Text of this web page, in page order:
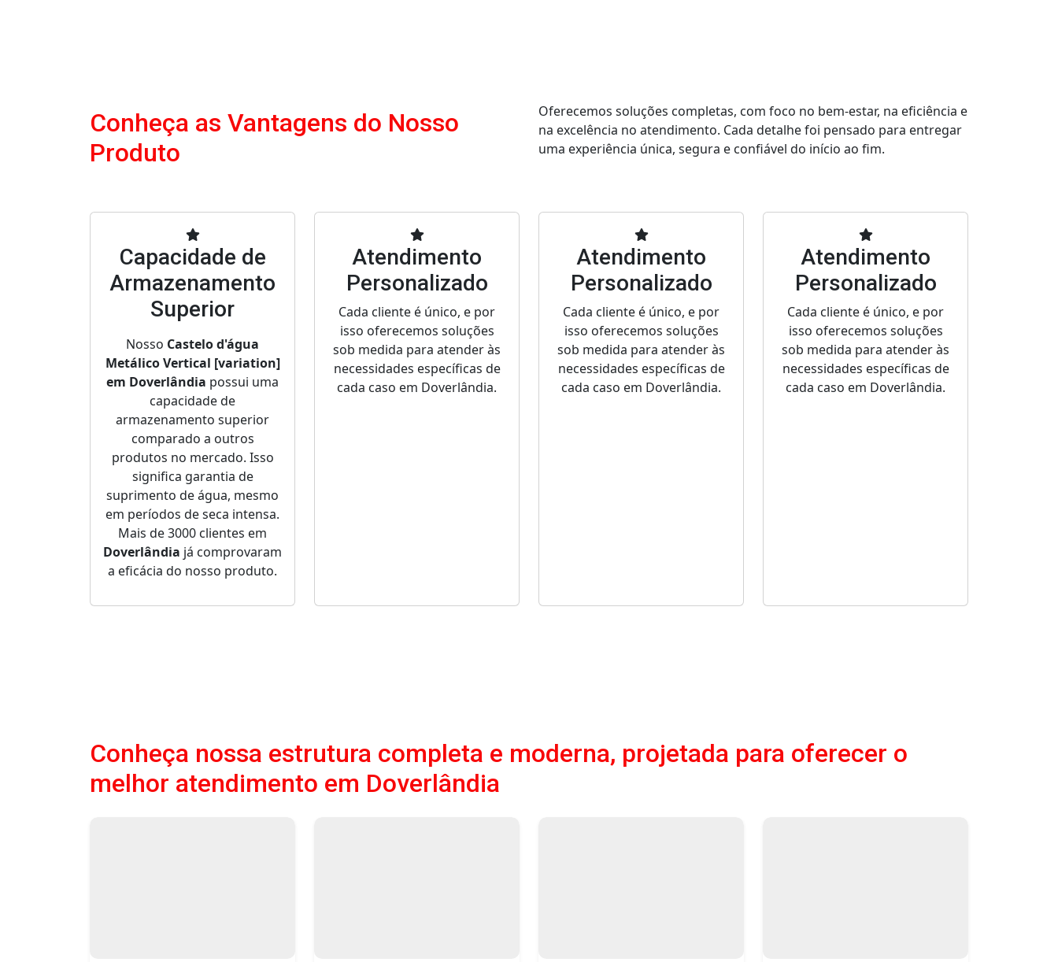
Conheça as Vantagens do Nosso
Produto
Oferecemos soluções completas, com foco no bem-estar, na eficiência e
na excelência no atendimento. Cada detalhe foi pensado para entregar
uma experiência única, segura e confiável do início ao fim.
Capacidade de
Armazenamento
Superior
Nosso Castelo d'água
Metálico Vertical [variation]
em Doverlândia possui uma
capacidade de
armazenamento superior
comparado a outros
produtos no mercado. Isso
significa garantia de
suprimento de água, mesmo
em períodos de seca intensa.
Mais de 3000 clientes em
Doverlândia já comprovaram
a eficácia do nosso produto.
Atendimento
Personalizado
Cada cliente é único, e por
isso oferecemos soluções
sob medida para atender às
necessidades específicas de
cada caso em Doverlândia.
Atendimento
Personalizado
Cada cliente é único, e por
isso oferecemos soluções
sob medida para atender às
necessidades específicas de
cada caso em Doverlândia.
Atendimento
Personalizado
Cada cliente é único, e por
isso oferecemos soluções
sob medida para atender às
necessidades específicas de
cada caso em Doverlândia.
Conheça nossa estrutura completa e moderna, projetada para oferecer o
melhor atendimento em Doverlândia